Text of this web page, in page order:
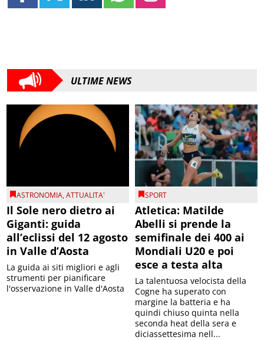
ULTIME NEWS
ASTRONOMIA,ATTUALITA'
Il Sole nero dietro ai
Giganti: guida
all’eclissi del 12 agosto
in Valle d’Aosta
La guida ai siti migliori e agli
strumenti per pianificare
l'osservazione in Valle d'Aosta
SPORT
Atletica: Matilde
Abelli si prende la
semifinale dei 400 ai
Mondiali U20 e poi
esce a testa alta
La talentuosa velocista della
Cogne ha superato con
margine la batteria e ha
quindi chiuso quinta nella
seconda heat della sera e
diciassettesima nell...